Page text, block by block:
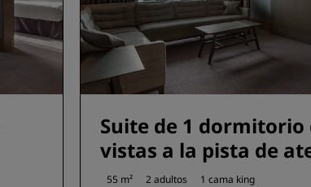
Suite de 1 dormitorio
vistas a la pista de
55 m² 2 adultos 1 cama king